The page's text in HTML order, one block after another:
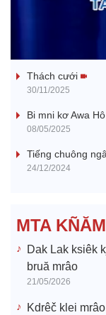
Thách cưới
30/11/2025
Bi mni kơ Awa Hô
08/05/2025
Tiếng chuông
24/12/2024
MTA
Dak Lak ksiêk
bruă mrâo
21/05/2026
Kdrêč klei